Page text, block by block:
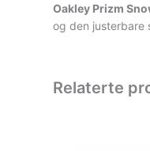
Oakley Prizm
og den justerbare
Relaterte